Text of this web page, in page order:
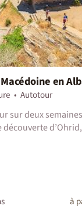
en
Autotour
sur deux
découverte
à